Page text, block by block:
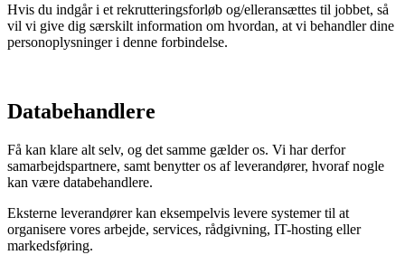
Hvis du indgår i et rekrutteringsforløb og/elleransættes til jobbet, så
vil vi give dig særskilt information om hvordan, at vi behandler dine
personoplysninger i denne forbindelse.
Databehandlere
Få kan klare alt selv, og det samme gælder os. Vi har derfor
samarbejdspartnere, samt benytter os af leverandører, hvoraf nogle
kan være databehandlere.
Eksterne leverandører kan eksempelvis levere systemer til at
organisere vores arbejde, services, rådgivning, IT-hosting eller
markedsføring.